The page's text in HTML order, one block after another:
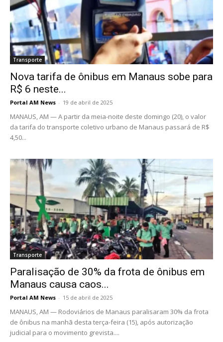
Transporte
Nova tarifa de ônibus em Manaus sobe para
R$ 6 neste...
Portal AM News - 19 de abril de 2025
MANAUS, AM — A partir da meia-noite deste domingo (20), o valor
da tarifa do transporte coletivo urbano de Manaus passará de R$
4,50...
Transporte
Paralisação de 30% da frota de ônibus em
Manaus causa caos...
Portal AM News - 15 de abril de 2025
MANAUS, AM — Rodoviários de Manaus paralisaram 30% da frota
de ônibus na manhã desta terça-feira (15), após autorização
judicial para o movimento grevista....